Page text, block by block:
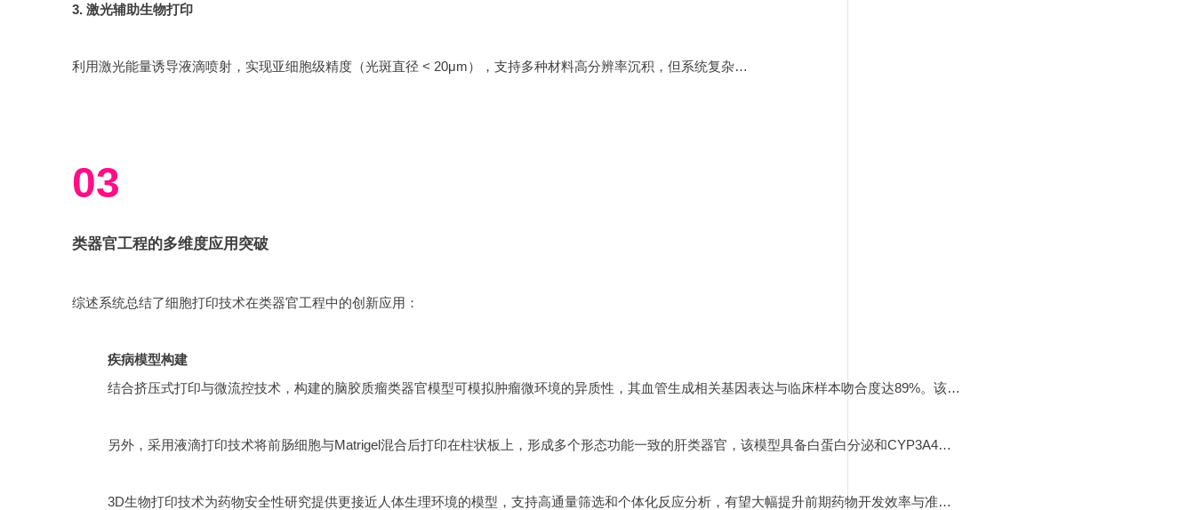
3. 激光辅助生物打印
利用激光能量诱导液滴喷射，实现亚细胞级精度（光斑直径 < 20μm），支持多种材料高分辨率沉积，但系统复杂、成本高。其非接触式打印使细胞存活率较高，适用于不同粘度生物墨水，却因人员操作门槛高和成本问题未广泛应用于类器官模型。应用上，可生成功能性肝脏类器官和胰腺球体阵列模型等。
03
类器官工程的多维度应用突破
综述系统总结了细胞打印技术在类器官工程中的创新应用：
疾病模型构建
结合挤压式打印与微流控技术，构建的脑胶质瘤类器官模型可模拟肿瘤微环境的异质性，其血管生成相关基因表达与临床样本吻合度达89%。该模型在抗癌药物筛选中显示出对靶向药物的响应差异，为个体化治疗提供新策略。
另外，采用液滴打印技术将前肠细胞与Matrigel混合后打印在柱状板上，形成多个形态功能一致的肝类器官，该模型具备白蛋白分泌和CYP3A4酶活性，在索拉非尼（sorafenib）与他莫昔芬（tamoxifen）处理下的反应与传统Matrigel圆顶培养一致。从而实现高通量人类肝脏类器官模型，生成结构一致的类器官，减少传统培养方法中常见的个体差异，提高实验可重复性。
3D生物打印技术为药物安全性研究提供更接近人体生理环境的模型，支持高通量筛选和个体化反应分析，有望大幅提升前期药物开发效率与准确性。